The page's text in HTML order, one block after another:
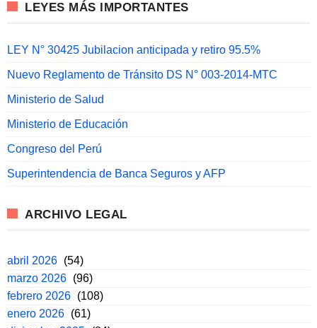
LEYES MÁS IMPORTANTES
LEY N° 30425 Jubilacion anticipada y retiro 95.5%
Nuevo Reglamento de Tránsito DS N° 003-2014-MTC
Ministerio de Salud
Ministerio de Educación
Congreso del Perú
Superintendencia de Banca Seguros y AFP
ARCHIVO LEGAL
abril 2026 (54)
marzo 2026 (96)
febrero 2026 (108)
enero 2026 (61)